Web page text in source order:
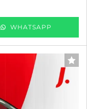
WHATSAPP